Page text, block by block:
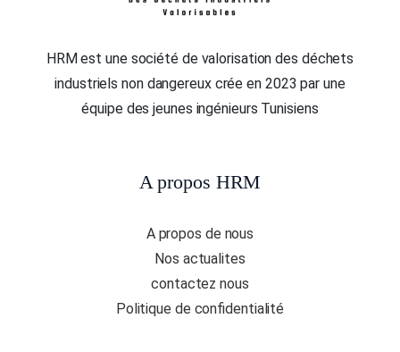
HRM est une société de valorisation des déchets
industriels non dangereux crée en 2023 par une
équipe des jeunes ingénieurs Tunisiens
A propos HRM
A propos de nous
Nos actualites
contactez nous
Politique de confidentialité